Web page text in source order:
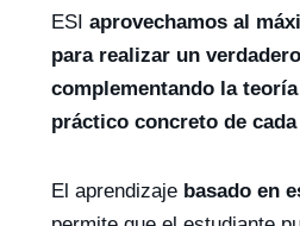
ESI aprovechamos al
para realizar un
complementando la
práctico concreto de
El aprendizaje basado en